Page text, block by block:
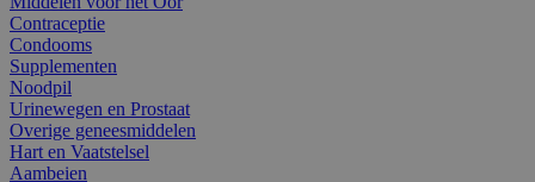
Contraceptie
Condooms
Supplementen
Noodpil
Urinewegen en Prostaat
Overige geneesmiddelen
Hart en Vaatstelsel
Aambeien